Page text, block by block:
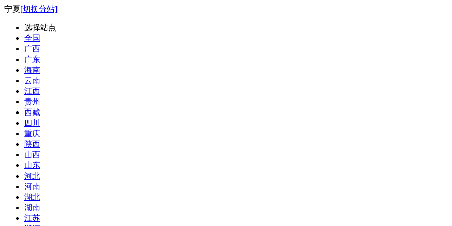
宁夏[切换分站]
选择站点
全国
广西
广东
海南
云南
江西
贵州
西藏
四川
重庆
陕西
山西
山东
河北
河南
湖北
湖南
江苏